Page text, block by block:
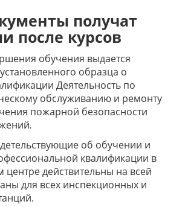
получат
после курсов
обучения выдается
образца о
Деятельность по
обслуживанию и ремонту
пожарной безопасности
.
об обучении и
квалификации в
действительны на всей
для всех инспекционных и